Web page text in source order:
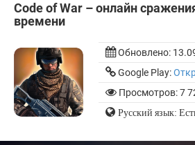
Code of War – онлайн
времени
Обновлено:
Google Play:
Просмотров: 7
Русский язык: